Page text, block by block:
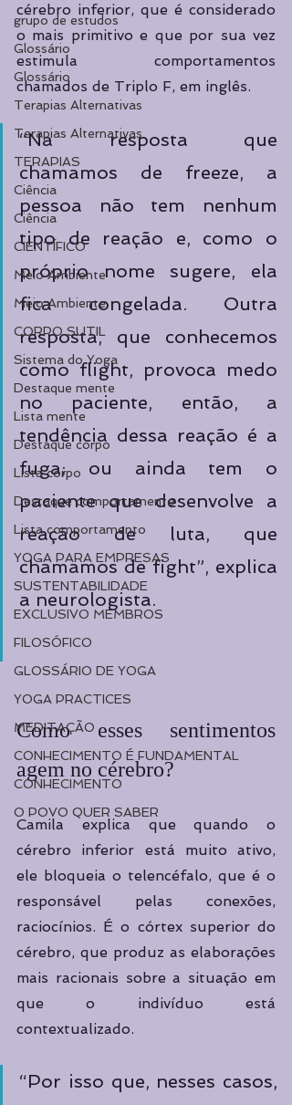
grupo de estudos
Glossário
Glossário
Terapias Alternativas
Terapias Alternativas
TERAPIAS
Ciência
Ciência
CIENTÍFICO
Meio Ambiente
Meio Ambiente
CORPO SUTIL
Sistema do Yoga
Destaque mente
Lista mente
Destaque corpo
Lista corpo
Destaque comportamento
Lista comportamento
YOGA PARA EMPRESAS
SUSTENTABILIDADE
EXCLUSIVO MEMBROS
FILOSÓFICO
GLOSSÁRIO DE YOGA
YOGA PRACTICES
MEDITAÇÃO
CONHECIMENTO É FUNDAMENTAL
CONHECIMENTO
O POVO QUER SABER
cérebro inferior, que é considerado
o mais primitivo e que por sua vez
estimula comportamentos
chamados de Triplo F, em inglês.
“Na resposta que
chamamos de freeze, a
pessoa não tem nenhum
tipo de reação e, como o
próprio nome sugere, ela
fica congelada. Outra
resposta, que conhecemos
como flight, provoca medo
no paciente, então, a
tendência dessa reação é a
fuga; ou ainda tem o
paciente que desenvolve a
reação de luta, que
chamamos de fight”, explica
a neurologista.
Como esses sentimentos
agem no cérebro?
Camila explica que quando o
cérebro inferior está muito ativo,
ele bloqueia o telencéfalo, que é o
responsável pelas conexões,
raciocínios. É o córtex superior do
cérebro, que produz as elaborações
mais racionais sobre a situação em
que o indivíduo está
contextualizado.
“Por isso que, nesses casos,